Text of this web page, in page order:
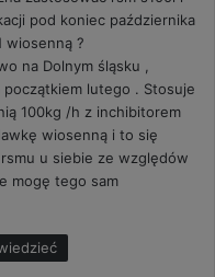
pod koniec października
wiosenną ?
na Dolnym śląsku ,
lutego . Stosuje
100kg /h z inchibitorem
wiosenną i to się
u siebie ze względów
mogę tego sam